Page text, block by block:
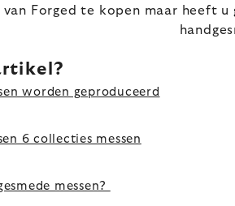
van Forged te kopen maar heeft
worden geproduceerd
6 collecties messen
messen?